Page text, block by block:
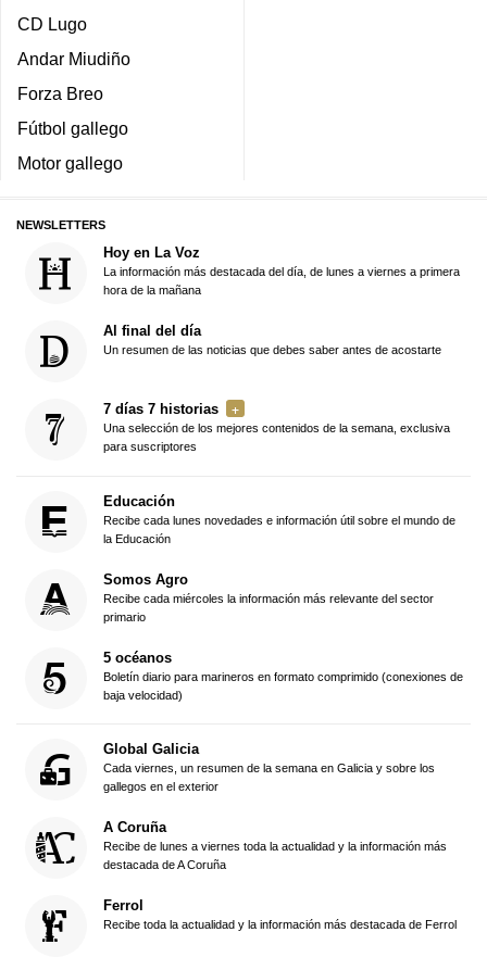
CD Lugo
Andar Miudiño
Forza Breo
Fútbol gallego
Motor gallego
NEWSLETTERS
Hoy en La Voz
La información más destacada del día, de lunes a viernes a primera
hora de la mañana
Al final del día
Un resumen de las noticias que debes saber antes de acostarte
7 días 7 historias
Una selección de los mejores contenidos de la semana, exclusiva
para suscriptores
Educación
Recibe cada lunes novedades e información útil sobre el mundo de
la Educación
Somos Agro
Recibe cada miércoles la información más relevante del sector
primario
5 océanos
Boletín diario para marineros en formato comprimido (conexiones de
baja velocidad)
Global Galicia
Cada viernes, un resumen de la semana en Galicia y sobre los
gallegos en el exterior
A Coruña
Recibe de lunes a viernes toda la actualidad y la información más
destacada de A Coruña
Ferrol
Recibe toda la actualidad y la información más destacada de Ferrol